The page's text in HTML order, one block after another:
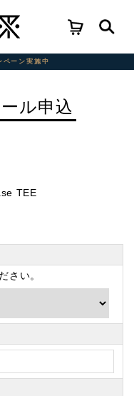
ーン実施中
ル申込
TEE
さい。